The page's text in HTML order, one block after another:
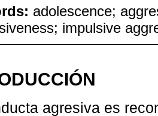
adolescence;
impulsive
agresiva es